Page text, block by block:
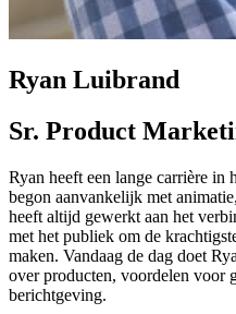
Ryan Luibrand
Sr. Product
Ryan heeft een lange carrière in
begon aanvankelijk met
heeft altijd gewerkt aan het
met het publiek om de
maken. Vandaag de dag doet
over producten, voordelen voor
berichtgeving.